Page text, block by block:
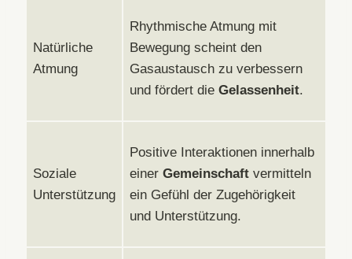
Natürliche
Atmung
Rhythmische Atmung mit
Bewegung scheint den
Gasaustausch zu verbessern
und fördert die Gelassenheit.
Soziale
Unterstützung
Positive Interaktionen innerhalb
einer Gemeinschaft vermitteln
ein Gefühl der Zugehörigkeit
und Unterstützung.